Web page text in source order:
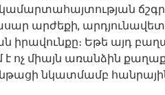
արժեքի,
Եթե այդ
ոչ միայն առանձին
նկատմամբ հանրային